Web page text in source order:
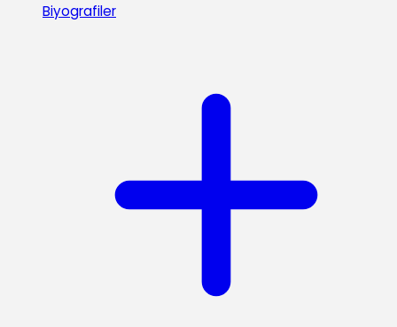
Biyografiler